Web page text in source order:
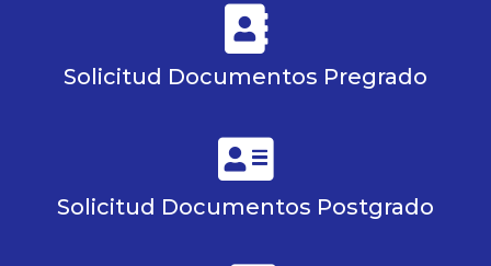
Solicitud Documentos Pregrado
Solicitud Documentos Postgrado